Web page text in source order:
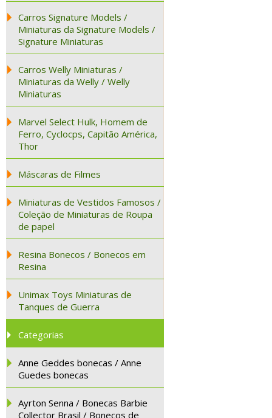
Carros Signature Models /
Miniaturas da Signature Models /
Signature Miniaturas
Carros Welly Miniaturas /
Miniaturas da Welly / Welly
Miniaturas
Marvel Select Hulk, Homem de
Ferro, Cyclocps, Capitão América,
Thor
Máscaras de Filmes
Miniaturas de Vestidos Famosos /
Coleção de Miniaturas de Roupa
de papel
Resina Bonecos / Bonecos em
Resina
Unimax Toys Miniaturas de
Tanques de Guerra
Categorias
Anne Geddes bonecas / Anne
Guedes bonecas
Ayrton Senna / Bonecas Barbie
Collector Brasil / Bonecos de